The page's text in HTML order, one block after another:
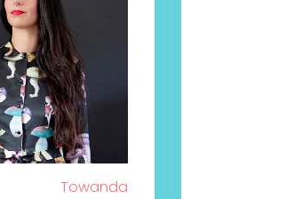
Towanda